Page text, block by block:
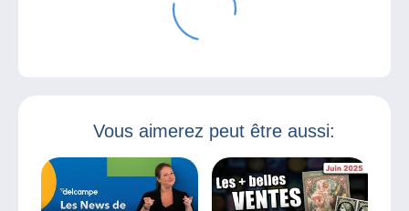
Vous aimerez peut être aussi: